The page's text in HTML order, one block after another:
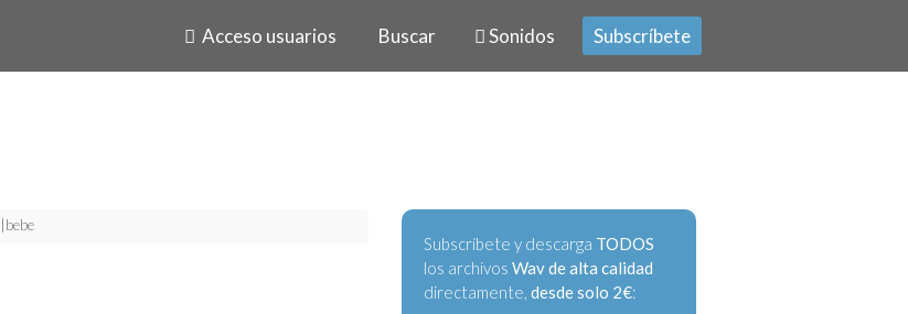
Acceso usuarios Buscar Sonidos Subscríbete
bebe
Subscríbete y descarga TODOS
los archivos Wav de alta calidad
directamente, desde solo 2€: